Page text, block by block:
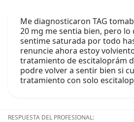
Me diagnosticaron TAG
20 mg me sentia bien, pero lo
sentime saturada por todo
renuncie ahora estoy
tratamiento de escitaloprám
podre volver a sentir bien si
tratamiento con solo
RESPUESTA DEL PROFESIONAL: